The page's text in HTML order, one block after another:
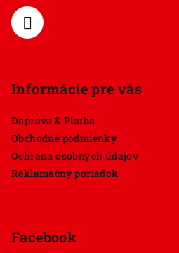
Informácie pre vás
Doprava & Platba
Obchodné podmienky
Ochrana osobných údajov
Reklamačný poriadok
Facebook